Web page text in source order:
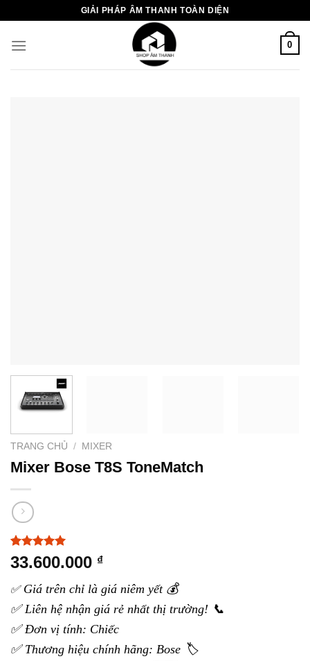
nội
GIẢI PHÁP ÂM THANH TOÀN DIỆN
0
TRANG CHỦ / MIXER
Mixer Bose T8S ToneMatch
5.00 trên 5
dựa trên
2
33.600.000 ₫
✅Giá trên chỉ là giá niêm yết 💰
✅ Liên hệ nhận giá rẻ nhất thị trường! 📞
✅ Đơn vị tính: Chiếc
✅ Thương hiệu chính hãng: Bose 🏷️